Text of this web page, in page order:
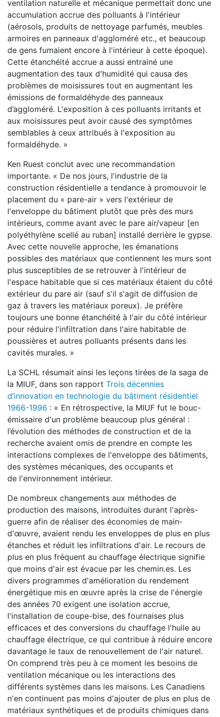
ventilation naturelle et mécanique permettait donc une
accumulation accrue des polluants à l'intérieur
(aérosols, produits de nettoyage parfumés, meubles
armoires en panneaux d'aggloméré etc., et beaucoup
de gens fumaient encore à l'intérieur à cette époque).
Cette étanchéité accrue a aussi entrainé une
augmentation des taux d'humidité qui causa des
problèmes de moisissures tout en augmentant les
émissions de formaldéhyde des panneaux
d’aggloméré. L'exposition à ces polluants irritants et
aux moisissures peut avoir causé des symptômes
semblables à ceux attribués à l'exposition au
formaldéhyde. »
Ken Ruest conclut avec une recommandation
importante. « De nos jours, l'industrie de la
construction résidentielle a tendance à promouvoir le
placement du « pare-air » vers l'extérieur de
l'enveloppe du bâtiment plutôt que près des murs
intérieurs, comme avant avec le pare air/vapeur [en
polyéthylène scellé au ruban] installé derrière le gypse.
Avec cette nouvelle approche, les émanations
possibles des matériaux que contiennent les murs sont
plus susceptibles de se retrouver à l'intérieur de
l'espace habitable que si ces matériaux étaient du côté
extérieur du pare air (sauf s'il s'agit de diffusion de
gaz à travers les matériaux poreux). Je préfère
toujours une bonne étanchéité à l'air du côté intérieur
pour réduire l'infiltration dans l'aire habitable de
poussières et autres polluants présents dans les
cavités murales. »
La SCHL résumait ainsi les leçons tirées de la saga de
la MIUF, dans son rapport Trois décennies
d’innovation en technologie du bâtiment résidentiel
1966-1996 : « En rétrospective, la MIUF fut le bouc-
émissaire d'un problème beaucoup plus général :
l’évolution des méthodes de construction et de la
recherche avaient omis de prendre en compte les
interactions complexes de l'enveloppe des bâtiments,
des systèmes mécaniques, des occupants et
de l'environnement intérieur.
De nombreux changements aux méthodes de
production des maisons, introduites durant l'après-
guerre afin de réaliser des économies de main-
d'œuvre, avaient rendu les enveloppes de plus en plus
étanches et réduit les infiltrations d'air. Le recours de
plus en plus fréquent au chauffage électrique signifie
que moins d'air est évacue par les chemin.es. Les
divers programmes d'amélioration du rendement
énergétique mis en œuvre après la crise de l'énergie
des années 70 exigent une isolation accrue,
l'installation de coupe-bise, des fournaises plus
efficaces et des conversions du chauffage l'huile au
chauffage électrique, ce qui contribue à réduire encore
davantage le taux de renouvellement de l'air naturel.
On comprend très peu à ce moment les besoins de
ventilation mécanique ou les interactions des
différents systèmes dans les maisons. Les Canadiens
n'en continuent pas moins d'ajouter de plus en plus de
matériaux synthétiques et de produits chimiques dans